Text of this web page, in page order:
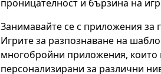
проницателност и бързина на
Занимавайте се с приложения за
Игрите за разпознаване на
многобройни приложения, които
персонализирани за различни